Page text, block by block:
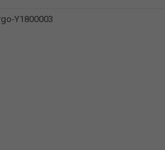
Y1800003